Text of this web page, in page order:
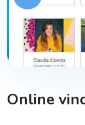
Online